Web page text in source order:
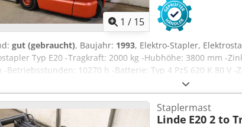
1 / 15
gut (gebraucht), Baujahr: 1993, Elektro-Stapler,
Typ E20 -Tragkraft: 2000 kg -Hubhöhe: 3800 mm -
-Betriebsstunden: 10270 h -Batterie: Typ 4 PzS 620 K 80 V
Fotos Dcsdpjq Dr Srefx Ac Eok -Abmessung: 555/520/H690
H2300 mm / mit Mast Höhe 2500 mm -Gewicht: 2890 kg
Staplermast
Linde E20 2 to